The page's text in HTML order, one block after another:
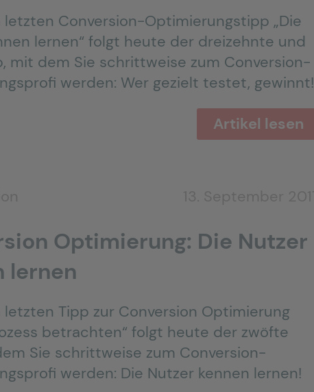
letzten Conversion-Optimierungstipp „Die
lernen“ folgt heute der dreizehnte und
mit dem Sie schrittweise zum Conversion-
werden: Wer gezielt testet, gewinnt!
Artikel lesen
Optimierung: Die Nutzer
lernen
letzten Tipp zur Conversion Optimierung
betrachten“ folgt heute der zwöfte
Sie schrittweise zum Conversion-
werden: Die Nutzer kennen lernen!